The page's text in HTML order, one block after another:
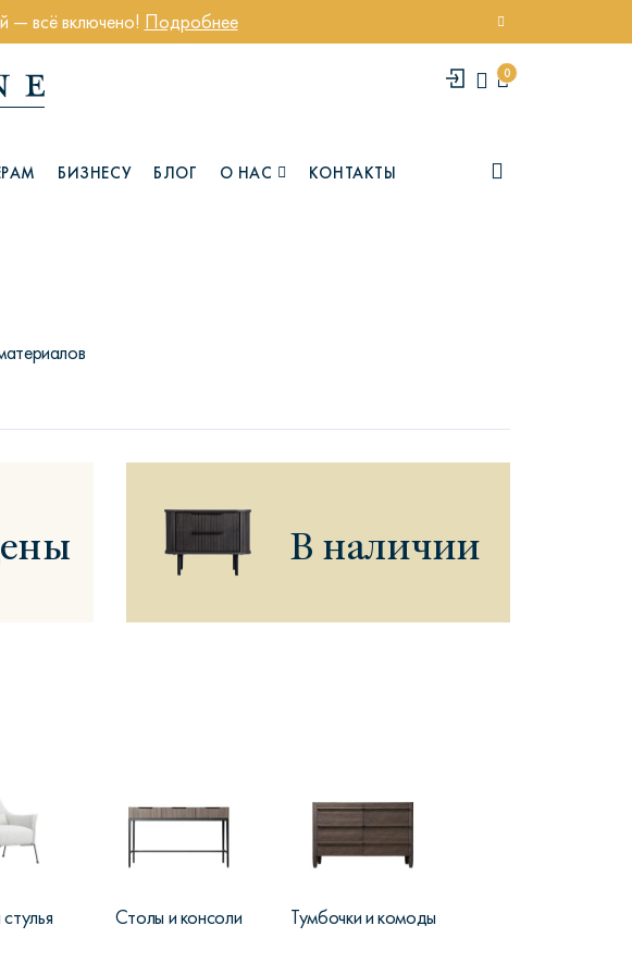
— всё включено! Подробнее
0
БИЗНЕСУ БЛОГ О НАС КОНТАКТЫ
Брутал22 Аптаун
Бэйсик №1
В наличии
Столы и консоли Тумбочки и комоды